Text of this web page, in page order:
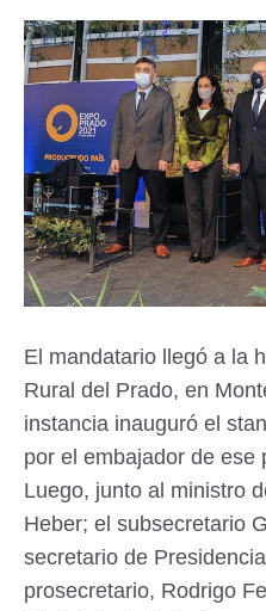
El mandatario llegó a la
Rural del Prado, en
instancia inauguró el
por el embajador de ese
Luego, junto al ministro
Heber; el subsecretario
secretario de
prosecretario, Rodrigo